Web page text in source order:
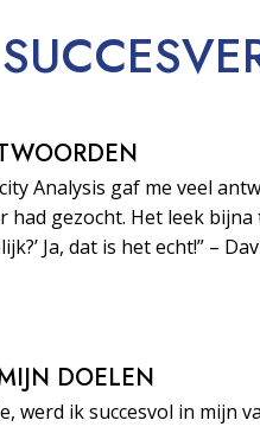
Analysis gaf me veel
had gezocht. Het leek bijna
Ja, dat is het echt!” –
DOELEN
werd ik succesvol in mijn